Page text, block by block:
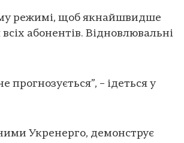
режимі, щоб якнайшвидше
абонентів. Відновлювальні
прогнозується”, – ідеться у
Укренерго, демонструє